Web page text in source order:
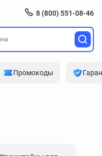
8 (800) 551-08-46
Промокоды